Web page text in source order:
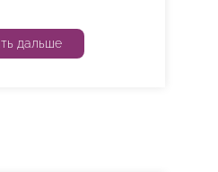
дальше